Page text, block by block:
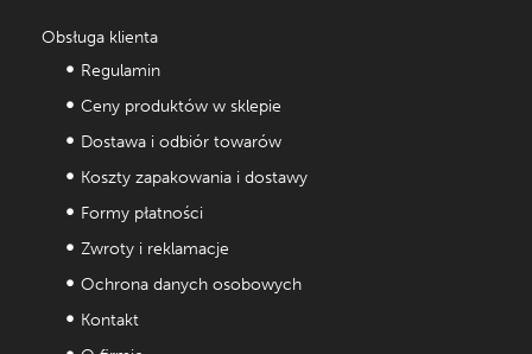
Obsługa klienta
Regulamin
Ceny produktów w sklepie
Dostawa i odbiór towarów
Koszty zapakowania i dostawy
Formy płatności
Zwroty i reklamacje
Ochrona danych osobowych
Kontakt